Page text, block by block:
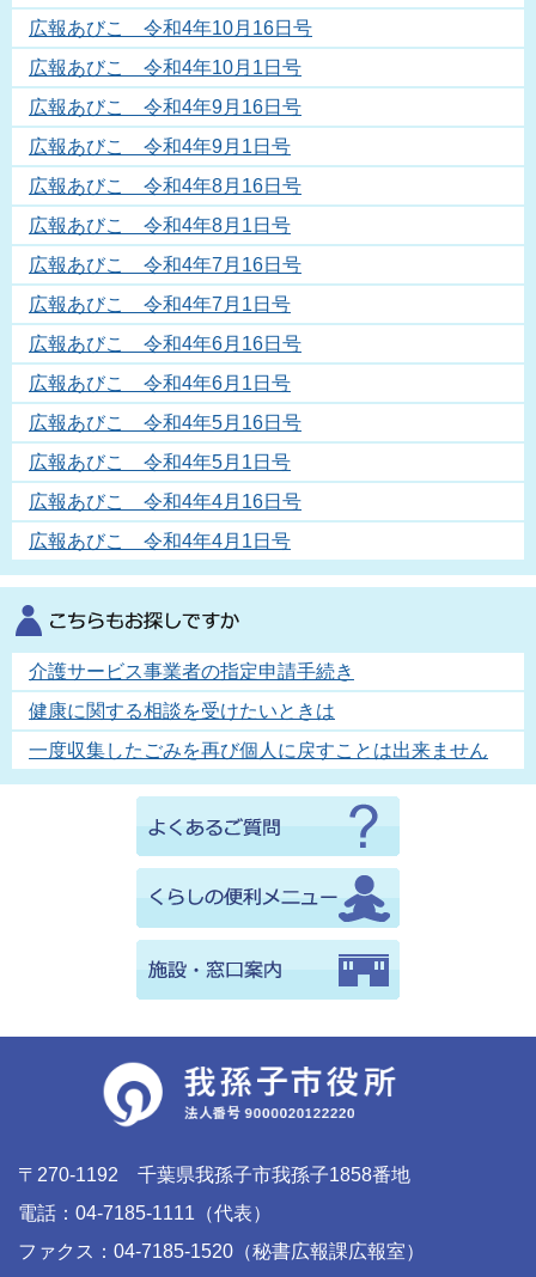
広報あびこ 令和4年10月16日号
広報あびこ 令和4年10月1日号
広報あびこ 令和4年9月16日号
広報あびこ 令和4年9月1日号
広報あびこ 令和4年8月16日号
広報あびこ 令和4年8月1日号
広報あびこ 令和4年7月16日号
広報あびこ 令和4年7月1日号
広報あびこ 令和4年6月16日号
広報あびこ 令和4年6月1日号
広報あびこ 令和4年5月16日号
広報あびこ 令和4年5月1日号
広報あびこ 令和4年4月16日号
広報あびこ 令和4年4月1日号
介護サービス事業者の指定申請手続き
健康に関する相談を受けたいときは
一度収集したごみを再び個人に戻すことは出来ません
〒270-1192 千葉県我孫子市我孫子1858番地
電話：04-7185-1111（代表）
ファクス：04-7185-1520（秘書広報課広報室）